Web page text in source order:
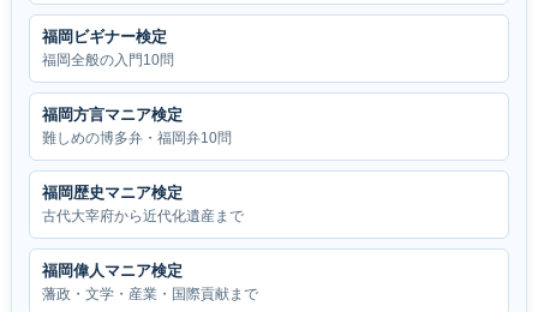
福岡ビギナー検定
福岡全般の入門10問
福岡方言マニア検定
難しめの博多弁・福岡弁10問
福岡歴史マニア検定
古代大宰府から近代化遺産まで
福岡偉人マニア検定
藩政・文学・産業・国際貢献まで